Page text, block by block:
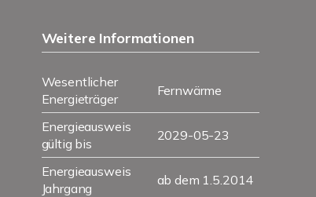
Weitere Informationen
Wesentlicher
Energieträger
Fernwärme
Energieausweis
gültig bis
2029-05-23
Energieausweis
Jahrgang
ab dem 1.5.2014